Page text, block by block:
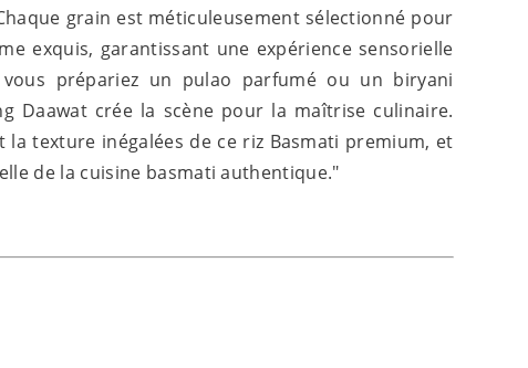
grain est méticuleusement sélectionné pour
exquis, garantissant une expérience sensorielle
prépariez un pulao parfumé ou un biryani
Daawat crée la scène pour la maîtrise culinaire.
la texture inégalées de ce riz Basmati premium, et
de la cuisine basmati authentique."